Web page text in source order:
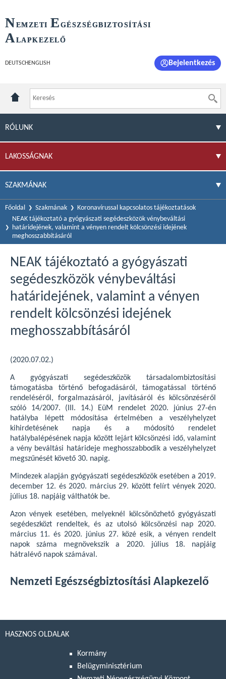
NEMZETI E GÉSZSÉGBIZTOSÍTÁSI
ALAPKEZELŐ
DEUTSCH ENGLISH Bejelentkezés
RÓLUNK
LAKOSSÁGNAK
SZAKMÁNAK
Főoldal Szakmának
Koronavírussal kapcsolatos tájékoztatások
NEAK tájékoztató a gyógyászati segédeszközök vénybeváltási
határidejének, valamint a vényen rendelt kölcsönzési idejének
meghosszabbításáról
NEAK tájékoztató a gyógyászati
segédeszközök vénybeváltási
határidejének, valamint a vényen
rendelt kölcsönzési idejének
meghosszabbításáról
(2020.07.02.)
A gyógyászati segédeszközök társadalombiztosítási
támogatásba történő befogadásáról, támogatással történő
rendeléséről, forgalmazásáról, javításáról és kölcsönzéséről
szóló 14/2007. (III. 14.) EüM rendelet 2020. június 27-én
hatályba lépett módosítása értelmében a veszélyhelyzet
kihirdetésének napja és a módosító rendelet
hatálybalépésének napja között lejárt kölcsönzési idő, valamint
a vény beváltási határideje meghosszabbodik a veszélyhelyzet
megszűnését követő 30. napig.
Mindezek alapján gyógyászati segédeszközök esetében a 2019.
december 12. és 2020. március 29. között felírt vények 2020.
július 18. napjáig válthatók be.
Azon vények esetében, melyeknél kölcsönözhető gyógyászati
segédeszközt rendeltek, és az utolsó kölcsönzési nap 2020.
március 11. és 2020. június 27. közé esik, a vényen rendelt
napok száma megnövekszik a 2020. július 18. napjáig
hátralévő napok számával.
Nemzeti Egészségbiztosítási Alapkezelő
HASZNOS OLDALAK
Kormány
Belügyminisztérium